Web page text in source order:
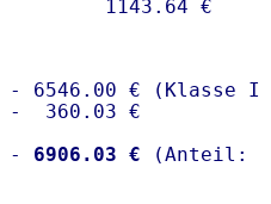
6546.00 € (Klasse I)
-  360.03 €
-
6906.03 €